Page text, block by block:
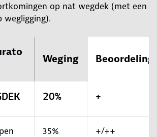
op nat wegdek (met een
wegligging).
Weging Beoordeling
20% +
35% +/++